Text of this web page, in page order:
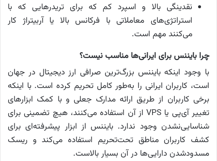
نقدینگی بالا و اسپرد کم که برای تریدرهایی که با
استراتژی‌های معاملاتی با فرکانس بالا یا آربیتراژ کار
می‌کنند مهم است.
چرا بایننس برای ایرانی‌ها مناسب نیست؟
با وجود اینکه بایننس بزرگ‌ترین صرافی ارز دیجیتال در جهان
است، کاربران ایرانی را به‌طور کامل تحریم کرده است. با اینکه
برخی کاربران از طریق ارائه مدارک جعلی و با کمک ابزارهای
تغییر آی‌پی یا VPS از آن استفاده می‌کنند، هیچ تضمینی برای
شناسایی‌نشدن وجود ندارد. بایننس از ابزار پیشرفته‌ای برای
کشف کاربران مناطق تحت‌تحریم استفاده می‌کند و ریسک
مسدودشدن دارایی‌ها در آن بسیار بالاست.